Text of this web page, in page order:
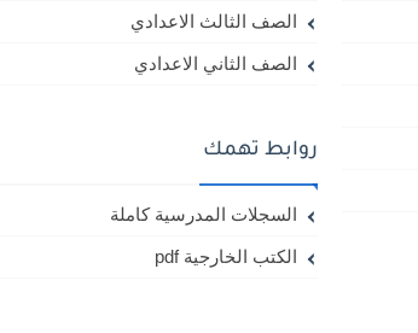
الصف الثالث الاعدادي
الصف الثاني الاعدادي
روابط تهمك
السجلات المدرسية كاملة
الكتب الخارجية pdf